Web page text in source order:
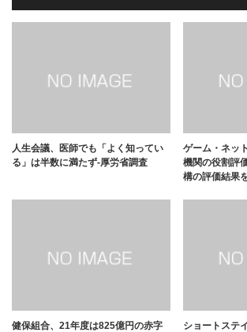
人生会議、医師でも「よく知ってい
る」は半数に満たず-厚労省調査
ゲーム・ネッ
機関の役割評
構の評価結果
健保組合、21年度は825億円の赤字
ショートステ